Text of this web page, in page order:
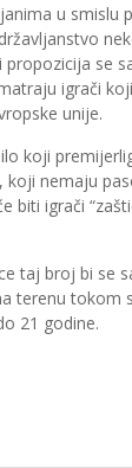
u smislu
propozicija se
igrači
unije.
koji
koji nemaju
biti igrači
taj broj bi se
terenu tokom
21 godine.